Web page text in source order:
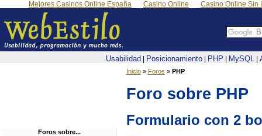
Mejores Casinos Online España Casino Online Casino Online Sin
Usabilidad Posicionamiento| PHP MySQL|
Inicio» Foros » PHP
Foro sobre PHP
Formulario con 2
Foros sobre...